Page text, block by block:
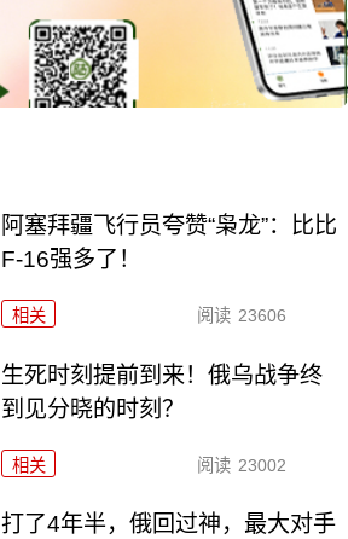
阿塞拜疆飞行员夸赞“枭龙”：比比
F-16强多了！
相关 阅读 23606
生死时刻提前到来！俄乌战争终
到见分晓的时刻？
相关 阅读 23002
打了4年半，俄回过神，最大对手